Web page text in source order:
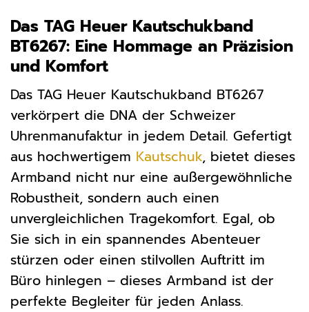
Das TAG Heuer Kautschukband
BT6267: Eine Hommage an Präzision
und Komfort
Das TAG Heuer Kautschukband BT6267
verkörpert die DNA der Schweizer
Uhrenmanufaktur in jedem Detail. Gefertigt
aus hochwertigem Kautschuk, bietet dieses
Armband nicht nur eine außergewöhnliche
Robustheit, sondern auch einen
unvergleichlichen Tragekomfort. Egal, ob
Sie sich in ein spannendes Abenteuer
stürzen oder einen stilvollen Auftritt im
Büro hinlegen – dieses Armband ist der
perfekte Begleiter für jeden Anlass.